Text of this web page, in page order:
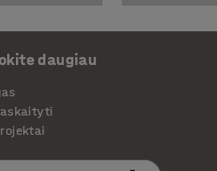
daugiau